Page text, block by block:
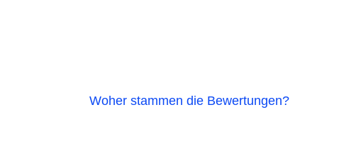
Woher stammen die Bewertungen?